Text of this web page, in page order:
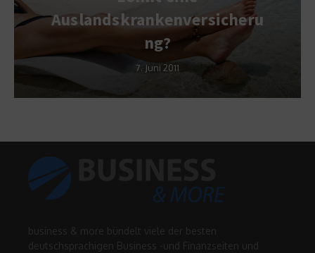
Auslandskrankenversicheru
ng?
7. Juni 2011
business & more bündelt viele der besten
deutschsprachigen Business -und Finanzseiten und